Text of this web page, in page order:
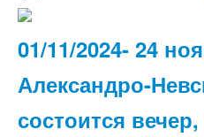
01/11/2024- 24
Александро-
состоится